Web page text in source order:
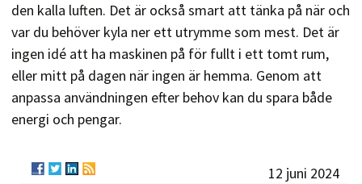
den kalla luften. Det är också smart att tänka på när och
var du behöver kyla ner ett utrymme som mest. Det är
ingen idé att ha maskinen på för fullt i ett tomt rum,
eller mitt på dagen när ingen är hemma. Genom att
anpassa användningen efter behov kan du spara både
energi och pengar.
12 juni 2024